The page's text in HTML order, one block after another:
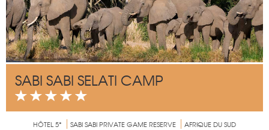
SABI SABI SELATI CAMP
HÔTEL 5* SABI SABI PRIVATE GAME RESERVE AFRIQUE DU SUD